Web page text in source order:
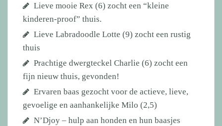
Lieve mooie Rex (6) zocht een “kleine
kinderen-proof” thuis.
Lieve Labradoodle Lotte (9) zocht een rustig
thuis
Prachtige dwergteckel Charlie (6) zocht een
fijn nieuw thuis, gevonden!
Ervaren baas gezocht voor de actieve, lieve,
gevoelige en aanhankelijke Milo (2,5)
N’Djoy – hulp aan honden en hun baasjes